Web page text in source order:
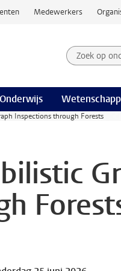
Medewerkers
Zoek op
Zoekterm
Onderwijs
Inspections through Forests